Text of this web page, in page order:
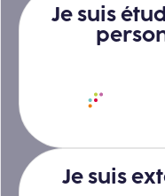
Je suis
Je suis